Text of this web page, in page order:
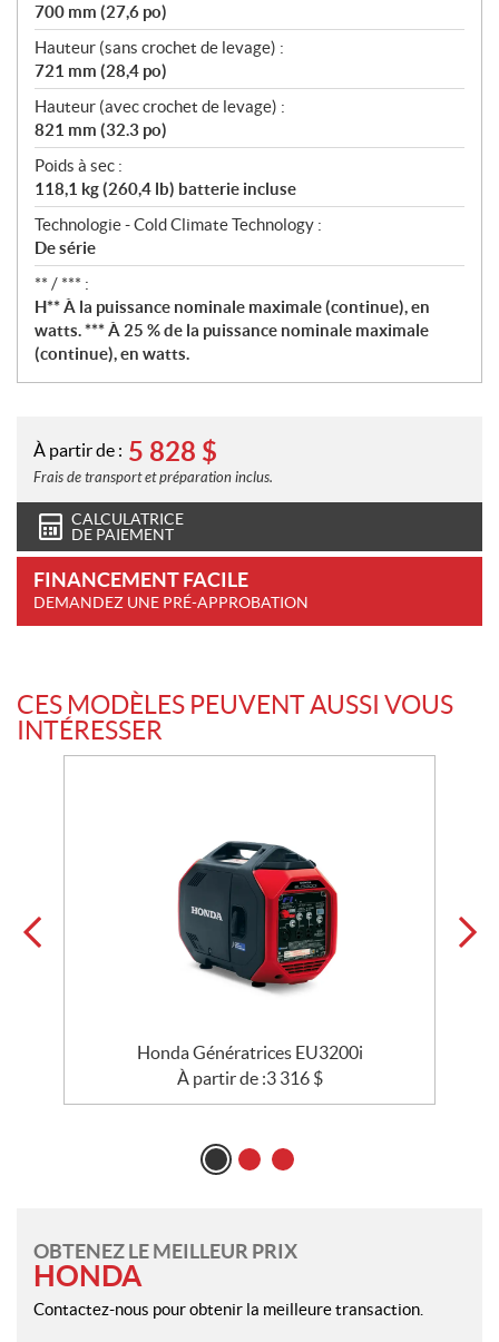
700 mm (27,6 po)
Hauteur (sans crochet de levage) :
721 mm (28,4 po)
Hauteur (avec crochet de levage) :
821 mm (32.3 po)
Poids à sec :
118,1 kg (260,4 lb) batterie incluse
Technologie - Cold Climate Technology :
De série
** / *** :
H** À la puissance nominale maximale (continue), en
watts. *** À 25 % de la puissance nominale maximale
(continue), en watts.
À partir de : 5 828 $
Frais de transport et préparation inclus.
CALCULATRICE
DE PAIEMENT
FINANCEMENT FACILE
DEMANDEZ UNE PRÉ-APPROBATION
CES MODÈLES PEUVENT AUSSI VOUS
INTÉRESSER
Honda Génératrices EU3200i
À partir de :3 316 $
OBTENEZ LE MEILLEUR PRIX
HONDA
Contactez-nous pour obtenir la meilleure transaction.